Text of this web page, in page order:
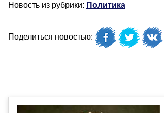
Новость из рубрики: Политика
Поделиться новостью: